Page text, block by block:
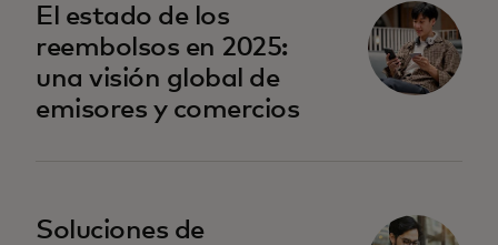
El estado de los
reembolsos en 2025:
una visión global de
emisores y comercios
se abre en una pestaña nueva
Soluciones de